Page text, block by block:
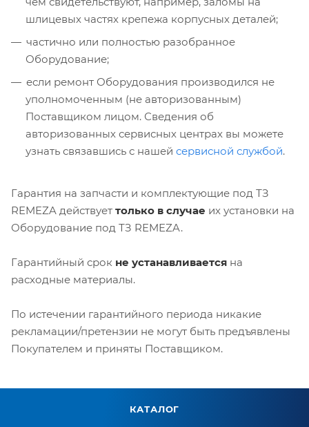
шлицевых частях крепежа корпусных деталей;
частично или полностью разобранное
Оборудование;
если ремонт Оборудования производился не
уполномоченным (не авторизованным)
Поставщиком лицом. Сведения об
авторизованных сервисных центрах вы можете
узнать связавшись с нашей сервисной службой.
Гарантия на запчасти и комплектующие под ТЗ
REMEZA действует только в случае их установки на
Оборудование под ТЗ REMEZA.
Гарантийный срок не устанавливается на
расходные материалы.
По истечении гарантийного периода никакие
рекламации/претензии не могут быть предъявлены
Покупателем и приняты Поставщиком.
КАТАЛОГ